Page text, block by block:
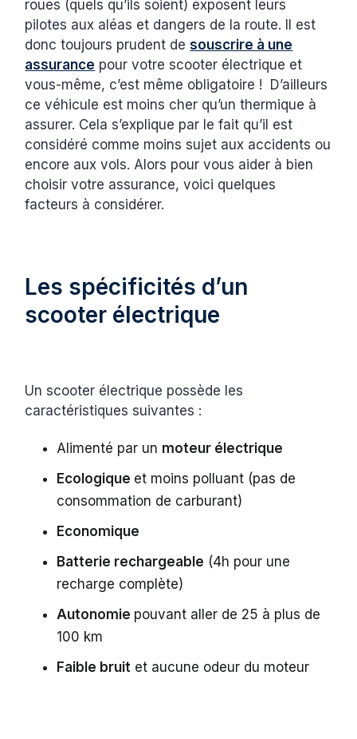
roues (quels qu’ils soient) exposent leurs
pilotes aux aléas et dangers de la route. Il est
donc toujours prudent desouscrire à une
assurance pour votre scooter électrique et
vous-même, c’est même obligatoire ! D’ailleurs
ce véhicule est moins cher qu’un thermique à
assurer. Cela s’explique par le fait qu’il est
considéré comme moins sujet aux accidents ou
encore aux vols. Alors pour vous aider à bien
choisir votre assurance, voici quelques
facteurs à considérer.
Les spécificités d’un
scooter électrique
Un scooter électrique possède les
caractéristiques suivantes :
Alimenté par un moteur électrique
Ecologique et moins polluant (pas de
consommation de carburant)
Economique
Batterie rechargeable (4h pour une
recharge complète)
Autonomie pouvant aller de 25 à plus de
100 km
Faible bruit et aucune odeur du moteur